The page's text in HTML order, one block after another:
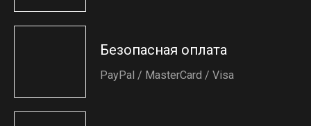
Безопасная оплата
PayPal / MasterCard / Visa